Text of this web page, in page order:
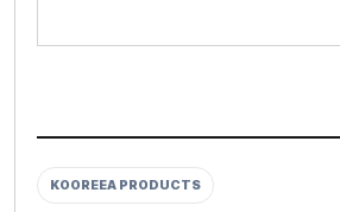
KOOREEA PRODUCTS